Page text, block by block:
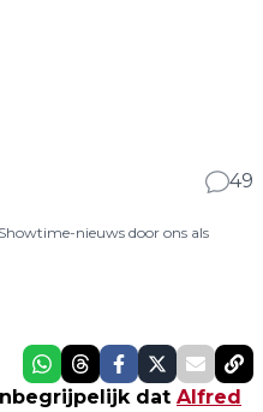
49
nieuws door ons als
dat Alfred